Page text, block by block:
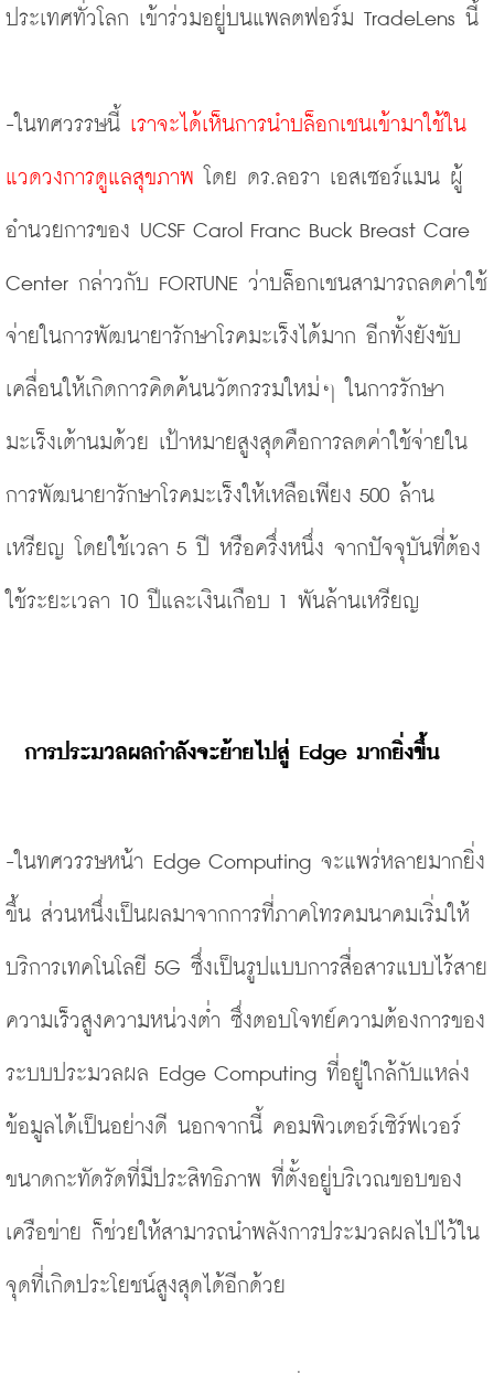
ประเทศทั่วโลก เข้าร่วมอยู่บนแพลตฟอร์ม TradeLens นี้
-ในทศวรรษนี้ เราจะได้เห็นการนำบล็อกเชนเข้ามาใช้ใน
แวดวงการดูแลสุขภาพ โดย ดร.ลอรา เอสเซอร์แมน ผู้
อำนวยการของ UCSF Carol Franc Buck Breast Care
Center กล่าวกับ FORTUNE ว่าบล็อกเชนสามารถลดค่าใช้
จ่ายในการพัฒนายารักษาโรคมะเร็งได้มาก อีกทั้งยังขับ
เคลื่อนให้เกิดการคิดค้นนวัตกรรมใหม่ๆ ในการรักษา
มะเร็งเต้านมด้วย เป้าหมายสูงสุดคือการลดค่าใช้จ่ายใน
การพัฒนายารักษาโรคมะเร็งให้เหลือเพียง 500 ล้าน
เหรียญ โดยใช้เวลา 5 ปี หรือครึ่งหนึ่ง จากปัจจุบันที่ต้อง
ใช้ระยะเวลา 10 ปีและเงินเกือบ 1 พันล้านเหรียญ
การประมวลผลกำลังจะย้ายไปสู่ Edge มากยิ่งขึ้น
-ในทศวรรษหน้า Edge Computing จะแพร่หลายมากยิ่ง
ขึ้น ส่วนหนึ่งเป็นผลมาจากการที่ภาคโทรคมนาคมเริ่มให้
บริการเทคโนโลยี 5G ซึ่งเป็นรูปแบบการสื่อสารแบบไร้สาย
ความเร็วสูงความหน่วงต่ำ ซึ่งตอบโจทย์ความต้องการของ
ระบบประมวลผล Edge Computing ที่อยู่ใกล้กับแหล่ง
ข้อมูลได้เป็นอย่างดี นอกจากนี้ คอมพิวเตอร์เซิร์ฟเวอร์
ขนาดกะทัดรัดที่มีประสิทธิภาพ ที่ตั้งอยู่บริเวณขอบของ
เครือข่าย ก็ช่วยให้สามารถนำพลังการประมวลผลไปไว้ใน
จุดที่เกิดประโยชน์สูงสุดได้อีกด้วย